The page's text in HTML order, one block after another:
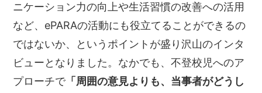
ニケーション力の向上や生活習慣の改善への活用
など、ePARAの活動にも役立てることができるの
ではないか、というポイントが盛り沢山のインタ
ビューとなりました。なかでも、不登校児へのア
プローチで「周囲の意見よりも、当事者がどうし